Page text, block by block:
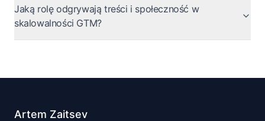
Jaką rolę odgrywają treści i społeczność w
skalowalności GTM?
Artem Zaitsev